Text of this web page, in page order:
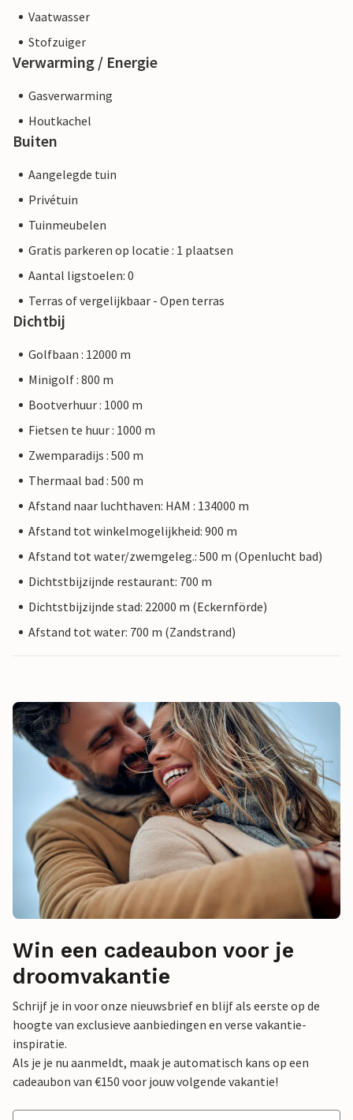
Vaatwasser
Stofzuiger
Verwarming / Energie
Gasverwarming
Houtkachel
Buiten
Aangelegde tuin
Privétuin
Tuinmeubelen
Gratis parkeren op locatie : 1 plaatsen
Aantal ligstoelen: 0
Terras of vergelijkbaar - Open terras
Dichtbij
Golfbaan : 12000 m
Minigolf : 800 m
Bootverhuur : 1000 m
Fietsen te huur : 1000 m
Zwemparadijs : 500 m
Thermaal bad : 500 m
Afstand naar luchthaven: HAM : 134000 m
Afstand tot winkelmogelijkheid: 900 m
Afstand tot water/zwemgeleg.: 500 m (Openlucht bad)
Dichtstbijzijnde restaurant: 700 m
Dichtstbijzijnde stad: 22000 m (Eckernförde)
Afstand tot water: 700 m (Zandstrand)
Win een cadeaubon voor je
droomvakantie
Schrijf je in voor onze nieuwsbrief en blijf als eerste op de
hoogte van exclusieve aanbiedingen en verse vakantie-
inspiratie.
Als je je nu aanmeldt, maak je automatisch kans op een
cadeaubon van €150 voor jouw volgende vakantie!